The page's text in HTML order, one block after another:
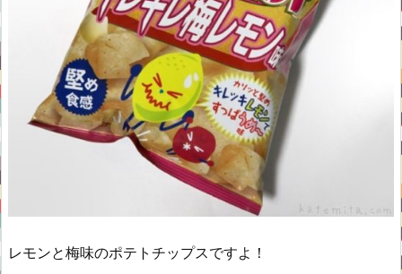
レモンと梅味のポテトチップスですよ！